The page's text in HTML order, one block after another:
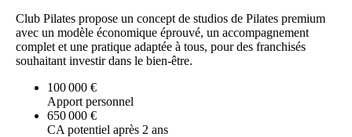
Club Pilates propose un concept de studios de Pilates premium
avec un modèle économique éprouvé, un accompagnement
complet et une pratique adaptée à tous, pour des franchisés
souhaitant investir dans le bien-être.
100 000 €
Apport personnel
650 000 €
CA potentiel après 2 ans